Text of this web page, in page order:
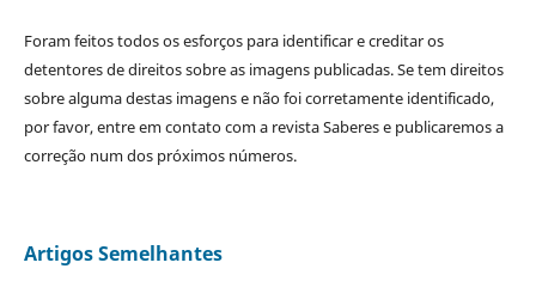
Foram feitos todos os esforços para identificar e creditar os
detentores de direitos sobre as imagens publicadas. Se tem direitos
sobre alguma destas imagens e não foi corretamente identificado,
por favor, entre em contato com a revista Saberes e publicaremos a
correção num dos próximos números.
Artigos Semelhantes